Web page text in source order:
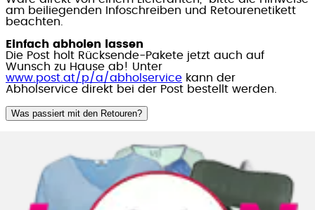
am beiliegenden Infoschreiben und Retourenetikett
beachten.
Einfach abholen lassen
Die Post holt Rücksende-Pakete jetzt auch auf
Wunsch zu Hause ab! Unter
www.post.at/p/a/abholservice kann der
Abholservice direkt bei der Post bestellt werden.
Was passiert mit den Retouren?
und kann nach Überprüfung wieder in den Verkauf
gehen. Ein sehr kleiner Teil muss aufbereitet bzw.
gereinigt werden, beispielsweise wenn ein Bildschirm
voller Fingerspuren ist. Nur wenige der
zurückgesandten Artikel können nicht mehr als
neuwertig angeboten werden. Diese Produkte werden